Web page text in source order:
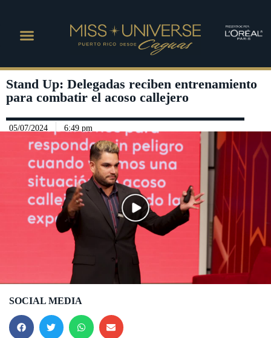
Stand Up: Delegadas reciben entrenamiento
para combatir el acoso callejero
05/07/2024 6:49 pm
Play Video
SOCIAL MEDIA